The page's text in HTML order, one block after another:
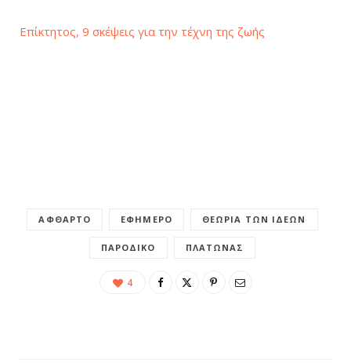
Επίκτητος, 9 σκέψεις για την τέχνη της ζωής
ΆΦΘΑΡΤΟ ΕΦΉΜΕΡΟ ΘΕΩΡΊΑ ΤΩΝ ΙΔΕΏΝ
ΠΑΡΟΔΙΚΌ ΠΛΆΤΩΝΑΣ
4